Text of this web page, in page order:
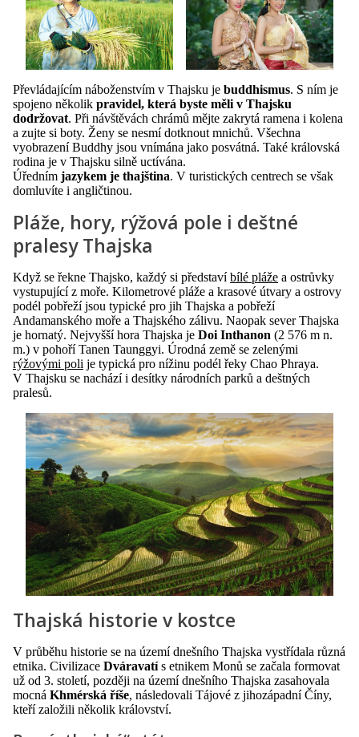
Převládajícím náboženstvím v Thajsku je buddhismus. S ním je
spojeno několik pravidel, která byste měli v Thajsku
dodržovat. Při návštěvách chrámů mějte zakrytá ramena i kolena
a zujte si boty. Ženy se nesmí dotknout mnichů. Všechna
vyobrazení Buddhy jsou vnímána jako posvátná. Také královská
rodina je v Thajsku silně uctívána.
Úředním jazykem je thajština. V turistických centrech se však
domluvíte i angličtinou.
Pláže, hory, rýžová pole i deštné
pralesy Thajska
Když se řekne Thajsko, každý si představíbílé pláže a ostrůvky
vystupující z moře. Kilometrové pláže a krasové útvary a ostrovy
podél pobřeží jsou typické pro jih Thajska a pobřeží
Andamanského moře a Thajského zálivu. Naopak sever Thajska
je hornatý. Nejvyšší hora Thajska je Doi Inthanon (2 576 m n.
m.) v pohoří Tanen Taunggyi. Úrodná země se zelenými
rýžovými poli je typická pro nížinu podél řeky Chao Phraya.
V Thajsku se nachází i desítky národních parků a deštných
pralesů.
Thajská historie v kostce
V průběhu historie se na území dnešního Thajska vystřídala různá
etnika. Civilizace Dváravatís etnikem Monů se začala formovat
už od 3. století, později na území dnešního Thajska zasahovala
mocná Khmérská říše, následovali Tájové z jihozápadní Číny,
kteří založili několik království.